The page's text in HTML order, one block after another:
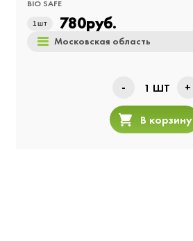
BIO SAFE
1 шт 780руб.
Московская область
- 1 ШТ +
В корзину